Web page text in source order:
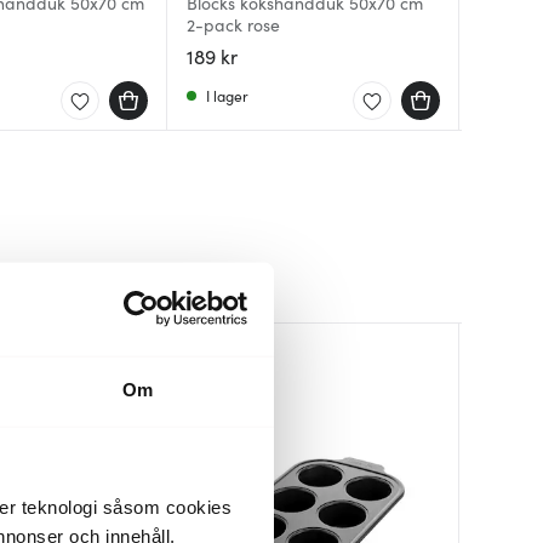
Om
teknologi såsom cookies
och innehåll,
2-pack rose
189 kr
I lager